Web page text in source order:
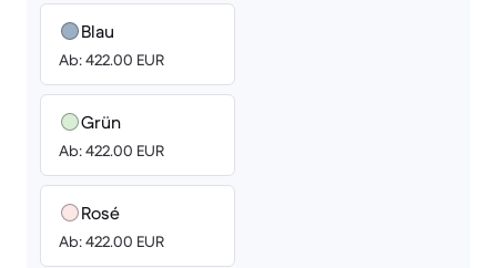
Blau
Ab: 422.00 EUR
Grün
Ab: 422.00 EUR
Rosé
Ab: 422.00 EUR